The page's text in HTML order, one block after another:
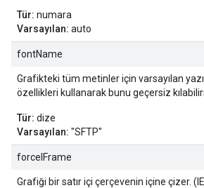
Tür: numara
Varsayılan: auto
fontName
Grafikteki tüm metinler için varsayılan
özellikleri kullanarak bunu geçersiz
Tür: dize
Varsayılan: "SFTP"
forceIFrame
Grafiği bir satır içi çerçevenin içine çizer.